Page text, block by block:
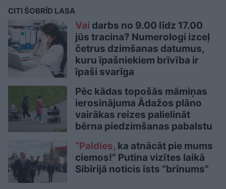
CITI ŠOBRĪD LASA
Vai darbs no 9.00 līdz 17.00
jūs tracina? Numerologi izceļ
četrus dzimšanas datumus,
kuru īpašniekiem brīvība ir
īpaši svarīga
Pēc kādas topošās māmiņas
ierosinājuma Ādažos plāno
vairākas reizes palielināt
bērna piedzimšanas pabalstu
“Paldies, ka atnācāt pie mums
ciemos!” Putina vizītes laikā
Sibīrijā noticis īsts “brīnums”